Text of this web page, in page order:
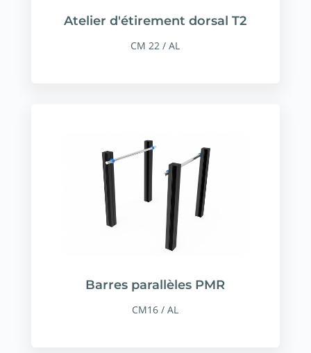
Atelier d'étirement dorsal T2
CM 22 / AL
Barres parallèles PMR
CM16 / AL